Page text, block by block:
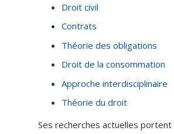
Droit civil
Contrats
Théorie des obligations
Droit de la consommation
Approche interdisciplinaire
Théorie du droit
Ses recherches actuelles